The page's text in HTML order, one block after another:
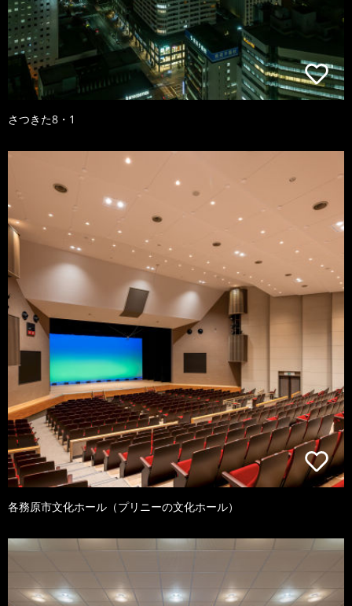
さつきた8・1
各務原市文化ホール（プリニーの文化ホール）